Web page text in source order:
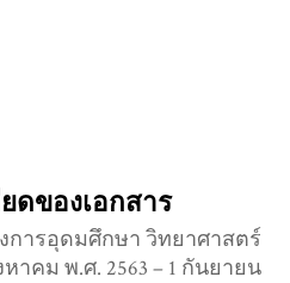
ดของเอกสาร
การอุดมศึกษา วิทยาศาสตร์
าคม พ.ศ. 2563 – 1 กันยายน